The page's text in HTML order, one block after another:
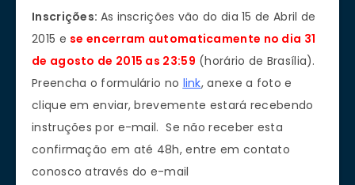
Inscrições: As inscrições vão do dia 15 de Abril de
2015 e se encerram automaticamente no dia 31
de agosto de 2015 as 23:59 (horário de Brasília).
Preencha o formulário no link, anexe a foto e
clique em enviar, brevemente estará recebendo
instruções por e-mail. Se não receber esta
confirmação em até 48h, entre em contato
conosco através do e-mail